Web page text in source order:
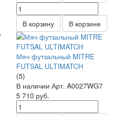
В корзину В корзине
Мяч футзальный MITRE
FUTSAL ULTIMATCH
(5)
В наличии Арт. A0027WG7
5 710 руб.